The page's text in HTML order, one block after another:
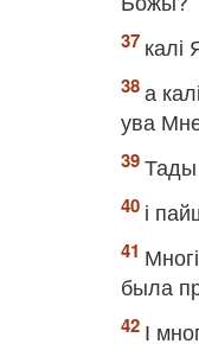
а
ува
Тады
і
была
І